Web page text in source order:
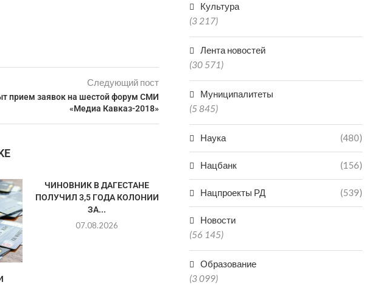
Следующий пост
прием заявок на шестой форум СМИ
«Медиа Кавказ-2018»
ЧИНОВНИК В ДАГЕСТАНЕ
ПОЛУЧИЛ 3,5 ГОДА КОЛОНИИ
ЗА...
07.08.2026
ДАГЕСТАНЕЦ ОТВЕТИТ В
Культура
(3 217)
Лента новостей
(30 571)
Муниципалитеты
(5 845)
Наука (480)
Нацбанк (156)
Нацпроекты РД (539)
Новости
(56 145)
Образование
(3 099)